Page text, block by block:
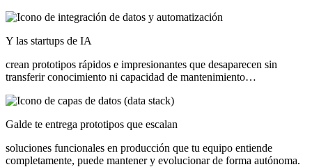
Y las startups de IA
crean prototipos rápidos e impresionantes que desaparecen sin
transferir conocimiento ni capacidad de mantenimiento…
Galde te entrega prototipos que escalan
soluciones funcionales en producción que tu equipo entiende
completamente, puede mantener y evolucionar de forma autónoma.